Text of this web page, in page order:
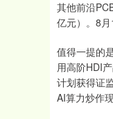
其他前沿
亿元）。8
值得一提的
用高阶HDI
计划获得证
AI算力炒作